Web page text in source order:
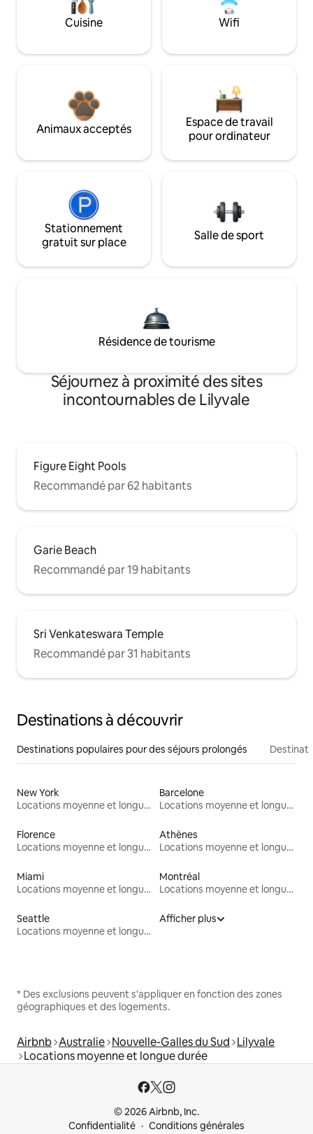
Cuisine Wifi
Animaux acceptés
Espace de travail
pour ordinateur
Stationnement
gratuit sur place
Salle de sport
Résidence de tourisme
Séjournez à proximité des sites
incontournables de Lilyvale
Figure Eight Pools
Recommandé par 62 habitants
Garie Beach
Recommandé par 19 habitants
Sri Venkateswara Temple
Recommandé par 31 habitants
Destinations à découvrir
Destinations populaires pour des séjours prolongés
New York
Locations moyenne et longue durée
Barcelone
Locations moyenne et longue durée
Florence
Locations moyenne et longue durée
Athènes
Locations moyenne et longue durée
Miami
Locations moyenne et longue durée
Montréal
Locations moyenne et longue durée
Seattle
Locations moyenne et longue durée
Afficher plus
* Des exclusions peuvent s'appliquer en fonction des zones
géographiques et des logements.
Airbnb Australie Nouvelle-Galles du Sud Lilyvale
Locations moyenne et longue durée
© 2026 Airbnb, Inc.
Confidentialité
Conditions générales